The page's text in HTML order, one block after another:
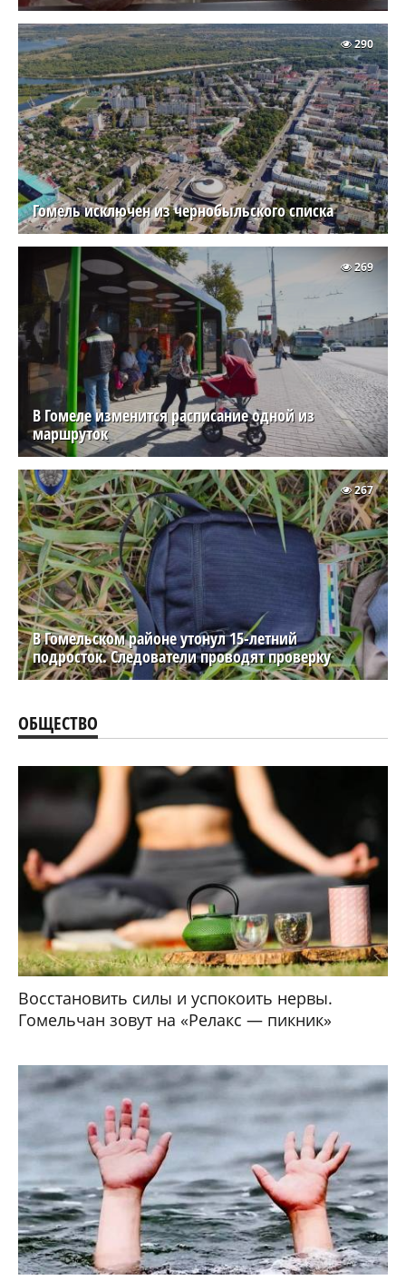
Гомель исключен из чернобыльского списка
290
В Гомеле изменится расписание одной из
маршруток
269
В Гомельском районе утонул 15-летний
подросток. Следователи проводят проверку
267
ОБЩЕСТВО
Восстановить силы и успокоить нервы.
Гомельчан зовут на «Релакс — пикник»